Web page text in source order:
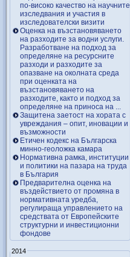
по-високо качество на научните
изследвания и участия в
изследователски визити
Оценка на възстановяването
на разходите за водни услуги.
Разработване на подход за
определяне на ресурсните
разходи и разходите за
опазване на околната среда
при оценката на
възстановяването на
разходите, както и подход за
определяне на приноса на ...
Защитена заетост на хората с
увреждания – опит, иновации и
възможности
Етичен кодекс на Българска
минно-геоложка камара
Нормативна рамка, институции
и политики на пазара на труда
в България
Предварителна оценка на
въздействието от промяна в
нормативната уредба,
регулираща управлението на
средствата от Европейските
структурни и инвестиционни
фондове
2014